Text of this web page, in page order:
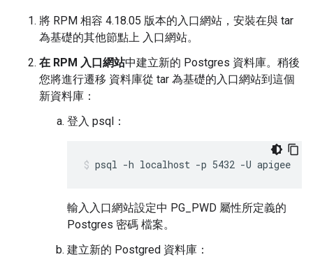
將 RPM 相容 4.18.05 版本的入口網站，安裝在與 tar
為基礎的其他節點上 入口網站。
在 RPM 入口網站中建立新的 Postgres 資料庫。稍後
您將進行遷移 資料庫從 tar 為基礎的入口網站到這個
新資料庫：
登入 psql：
psql -h localhost -p 5432 -U apigee
輸入入口網站設定中 PG_PWD 屬性所定義的
Postgres 密碼 檔案。
建立新的 Postgred 資料庫：